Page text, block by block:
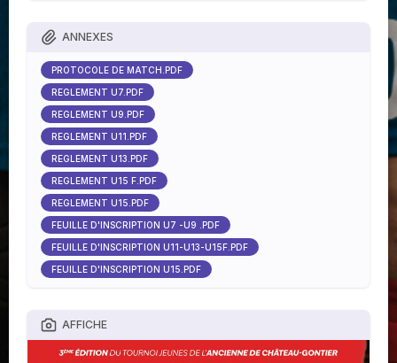
ANNEXES
PROTOCOLE DE MATCH.PDF
RÈGLEMENT U7.PDF
RÈGLEMENT U9.PDF
RÈGLEMENT U11.PDF
RÈGLEMENT U13.PDF
RÈGLEMENT U15 F.PDF
RÈGLEMENT U15.PDF
FEUILLE D'INSCRIPTION U7 -U9 .PDF
FEUILLE D'INSCRIPTION U11-U13-U15F.PDF
FEUILLE D'INSCRIPTION U15.PDF
AFFICHE